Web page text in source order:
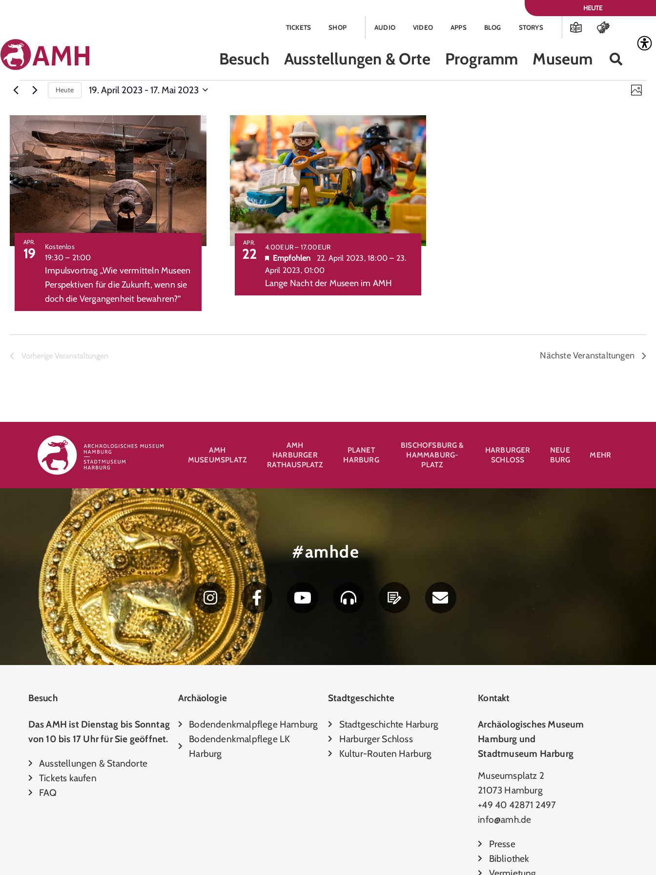
HEUTE
TICKETS SHOP AUDIO VIDEO APPS BLOG STORYS
Besuch Ausstellungen & Orte Programm Museum
Foto
Heute 19. April 2023 - 17. Mai 2023
Datum
List
of
events
in
Photo
View
APR.
19
Impulsvortrag „Wie vermitteln Museen
Perspektiven für die Zukunft, wenn sie
doch die Vergangenheit bewahren?“
19:30– 21:00
Kostenlos
APR.
22
Lange Nacht der Museen im AMH
Empfohlen 22. April 2023, 18:00 – 23.
April 2023, 01:00
4.00EUR – 17.00EUR
Vorherige Veranstaltungen NächsteVeranstaltungen
AMH
MUSEUMSPLATZ
AMH
HARBURGER
RATHAUSPLATZ
PLANET
HARBURG
BISCHOFSBURG &
HAMMABURG-
PLATZ
HARBURGER
SCHLOSS
NEUE
BURG
MEHR
#amhde
Besuch
Das AMH ist Dienstag bis Sonntag
von 10 bis 17 Uhr für Sie geöffnet.
Ausstellungen & Standorte
Tickets kaufen
FAQ
Archäologie
Bodendenkmalpflege Hamburg
Bodendenkmalpflege LK
Harburg
Stadtgeschichte
Stadtgeschichte Harburg
Harburger Schloss
Kultur-Routen Harburg
Kontakt
Archäologisches Museum
Hamburg und
Stadtmuseum Harburg
Museumsplatz 2
21073 Hamburg
+49 40 42871 2497
info@amh.de
Presse
Bibliothek